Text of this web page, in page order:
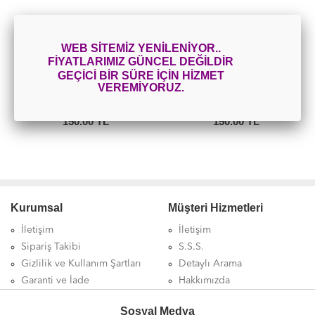
Frozen Dogum Günü
150.00 TL
Arabalar Doğum Günü
150.00 TL
Kurumsal
İletişim
Sipariş Takibi
Gizlilik ve Kullanım Şartları
Garanti ve İade
Müşteri Hizmetleri
İletişim
S.S.S.
Detaylı Arama
Hakkımızda
Sosyal Medya
WEB SİTEMİZ YENİLENİYOR..
FİYATLARIMIZ GÜNCEL DEĞİLDİR
GEÇİCİ BİR SÜRE İÇİN HİZMET
VEREMİYORUZ.